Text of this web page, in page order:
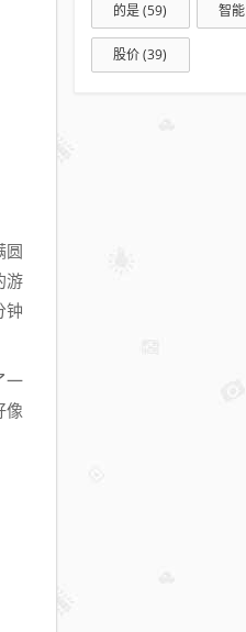
圆
游
钟
一
像
的是(59) 智能
股价(39)